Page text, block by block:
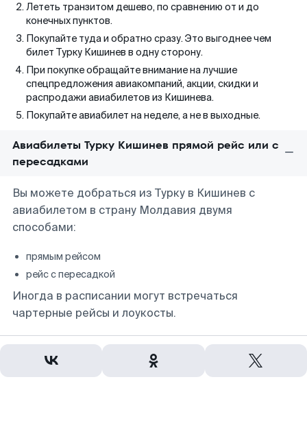
Лететь транзитом дешево, по сравнению от и до
конечных пунктов.
Покупайте туда и обратно сразу. Это выгоднее чем
билет Турку Кишинев в одну сторону.
При покупке обращайте внимание на лучшие
спецпредложения авиакомпаний, акции, скидки и
распродажи авиабилетов из Кишинева.
Покупайте авиабилет на неделе, а не в выходные.
Авиабилеты Турку Кишинев прямой рейс или с
пересадками
Вы можете добраться из Турку в Кишинев с
авиабилетом в страну Молдавия двумя
способами:
прямым рейсом
рейс с пересадкой
Иногда в расписании могут встречаться
чартерные рейсы и лоукосты.